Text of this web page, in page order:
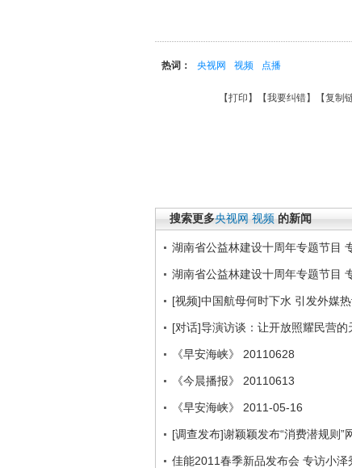
热词： 央视网 视频 点播
【打印 】【我要纠错】【复制
搜索更多央视网 视频 的新闻
湖南省公益林建设十周年专题节目
湖南省公益林建设十周年专题节目
[视频]中国航母何时下水 引发外媒
[对话]导演访谈：让开放照耀民营的
《早安海峡》 20110628
《今晨播报》 20110613
《早安海峡》 2011-05-16
[调查发布]谢颖颖发布“消费潜规则”
佳能2011春季新品发布会 专访小泽